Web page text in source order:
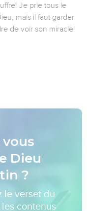
Je prie tous le
mais il faut garder
de voir son miracle!
Dieu
?
le verset du
contenus